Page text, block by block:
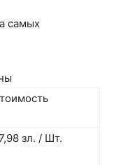
самых
зл. / Шт.